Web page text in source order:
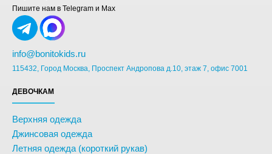
Пишите нам в Telegram и Max
info@bonitokids.ru
115432, Город Москва, Проспект Андропова д.10, этаж 7, офис 7001
ДЕВОЧКАМ
Верхняя одежда
Джинсовая одежда
Летняя одежда (короткий рукав)